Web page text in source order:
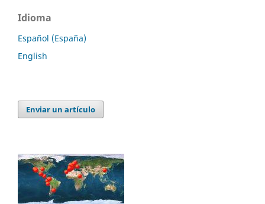
Idioma
Español (España)
English
Enviar un artículo